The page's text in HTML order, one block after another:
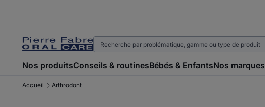
Nos produitsConseils & routinesBébés & EnfantsNos marques
Accueil Arthrodont